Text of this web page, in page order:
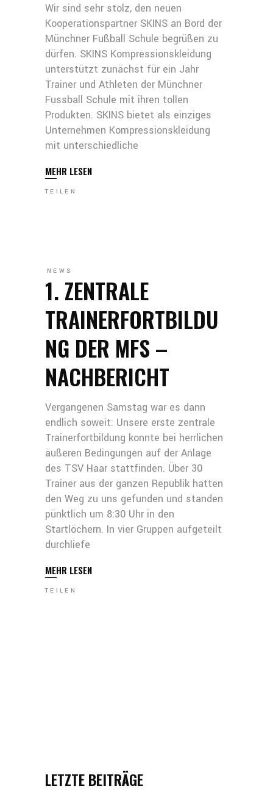
Wir sind sehr stolz, den neuen
Kooperationspartner SKINS an Bord der
Münchner Fußball Schule begrüßen zu
dürfen. SKINS Kompressionskleidung
unterstützt zunächst für ein Jahr
Trainer und Athleten der Münchner
Fussball Schule mit ihren tollen
Produkten. SKINS bietet als einziges
Unternehmen Kompressionskleidung
mit unterschiedliche
MEHR LESEN
TEILEN
NEWS
1. ZENTRALE
TRAINERFORTBILDU
NG DER MFS –
NACHBERICHT
Vergangenen Samstag war es dann
endlich soweit: Unsere erste zentrale
Trainerfortbildung konnte bei herrlichen
äußeren Bedingungen auf der Anlage
des TSV Haar stattfinden. Über 30
Trainer aus der ganzen Republik hatten
den Weg zu uns gefunden und standen
pünktlich um 8:30 Uhr in den
Startlöchern. In vier Gruppen aufgeteilt
durchliefe
MEHR LESEN
TEILEN
LETZTE BEITRÄGE